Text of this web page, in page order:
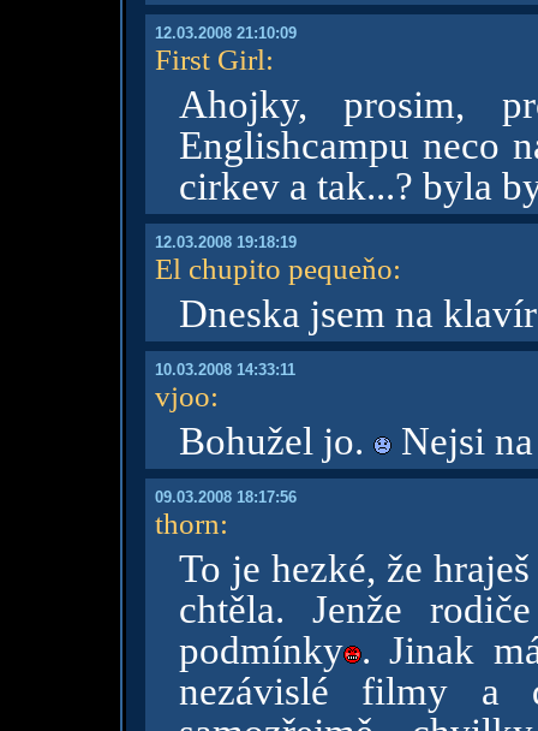
12.03.2008 21:10:09
First Girl:
Ahojky, prosim,
Englishcampu neco
cirkev a tak...? byla
12.03.2008 19:18:19
El chupito pequeňo:
Dneska jsem na
10.03.2008 14:33:11
vjoo:
Bohužel jo. Nejsi
09.03.2008 18:17:56
thorn:
To je hezké, že
chtěla. Jenže
podmínky . Jinak
nezávislé filmy a